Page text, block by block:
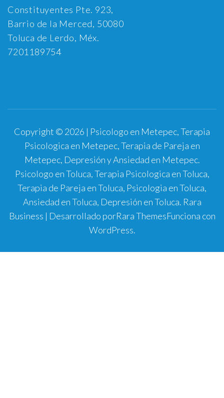
Constituyentes Pte. 923,
Barrio de la Merced, 50080
Toluca de Lerdo, Méx.
7201189754
Copyright © 2026 | Psicologo en Metepec, Terapia
Psicologica en Metepec, Terapia de Pareja en
Metepec, Depresión y Ansiedad en Metepec.
Psicologo en Toluca, Terapia Psicologica en Toluca,
Terapia de Pareja en Toluca, Psicologia en Toluca,
Ansiedad en Toluca, Depresión en Toluca. Rara
Business | Desarrollado porRara ThemesFunciona con
WordPress.